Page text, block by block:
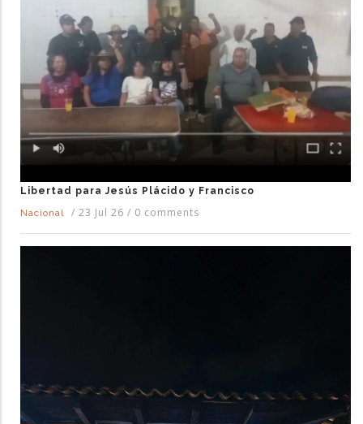
Libertad para Jesús Plácido y Francisco
Nacional
/ 23 Jul 26 / 0 comments